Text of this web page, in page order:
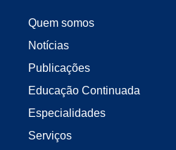
Quem somos
Notícias
Publicações
Educação Continuada
Especialidades
Serviços